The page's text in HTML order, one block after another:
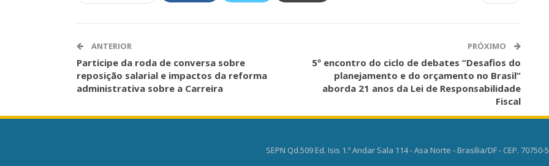
ANTERIOR
Participe da roda de conversa sobre
reposição salarial e impactos da reforma
administrativa sobre a Carreira
PRÓXIMO
5º encontro do ciclo de debates “Desafios do
planejamento e do orçamento no Brasil”
aborda 21 anos da Lei de Responsabilidade
Fiscal
SEPN Qd.509 Ed. Isis 1.º Andar Sala 114 - Asa Norte - Brasília/DF - CEP. 70750-